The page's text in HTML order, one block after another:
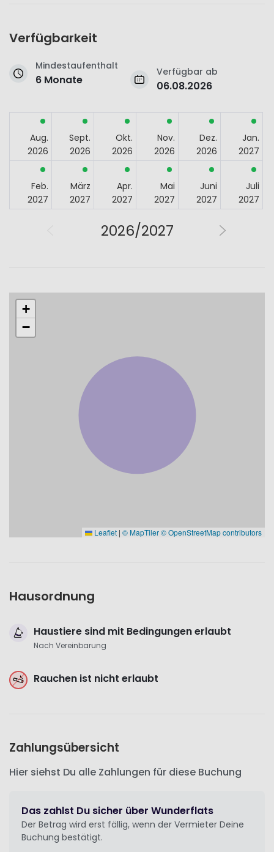
Verfügbarkeit
Mindestaufenthalt
6 Monate
Verfügbar ab
06.08.2026
Aug.
2026
Sept.
2026
Okt.
2026
Nov.
2026
Dez.
2026
Jan.
2027
Feb.
2027
März
2027
Apr.
2027
Mai
2027
Juni
2027
Juli
2027
2026/2027
+
−
Leaflet | © MapTiler© OpenStreetMap contributors
Hausordnung
Haustiere sind mit Bedingungen erlaubt
Nach Vereinbarung
Rauchen ist nicht erlaubt
Zahlungsübersicht
Hier siehst Du alle Zahlungen für diese Buchung
Das zahlst Du sicher über Wunderflats
Der Betrag wird erst fällig, wenn der Vermieter Deine
Buchung bestätigt.